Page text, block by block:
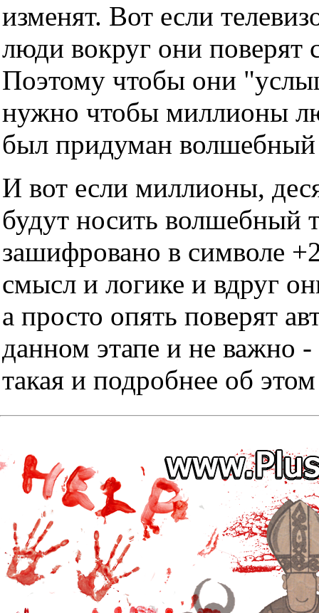
изменят. Вот если
люди вокруг они поверят
Поэтому чтобы они
нужно чтобы миллионы
был придуман волшебный
И вот если миллионы,
будут носить волшебный
зашифровано в символе
смысл и логике и вдруг
а просто опять поверят
данном этапе и не важно
такая и подробнее об